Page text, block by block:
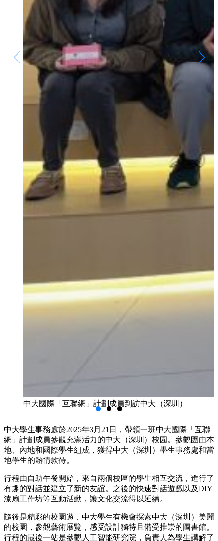
中大國際「互聯網」計劃成員到訪中大（深圳）
中大學生事務處於2025年3月21日，帶領一班中大國際「互聯
網」計劃成員參觀充滿活力的中大（深圳）校園。參觀團由本
地、內地和國際學生組成，獲得中大（深圳）學生事務處和當
地學生的熱情款待。
行程由自助午餐開始，來自兩個校區的學生相互交流，進行了
有趣的對話並建立了新的友誼。之後的快速對話遊戲以及DIY
漆扇工作坊等互動活動，讓文化交流得以延續。
隨後是精彩的校園遊，中大學生有機會探索中大（深圳）美麗
的校園，參觀藝術展覽，感受設計獨特且備受推崇的圖書館。
行程的最後一站是參觀人工智能研究院，負責人為學生講解了